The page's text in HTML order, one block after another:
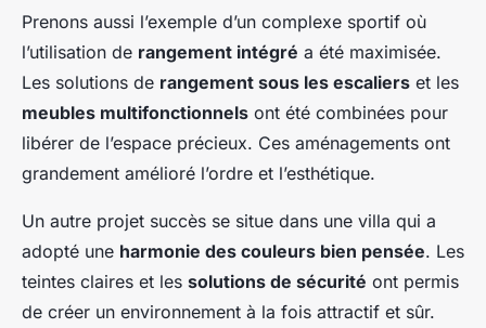
Prenons aussi l’exemple d’un complexe sportif où
l’utilisation de rangement intégré a été maximisée.
Les solutions de rangement sous les escaliers et les
meubles multifonctionnels ont été combinées pour
libérer de l’espace précieux. Ces aménagements ont
grandement amélioré l’ordre et l’esthétique.
Un autre projet succès se situe dans une villa qui a
adopté une harmonie des couleurs bien pensée. Les
teintes claires et les solutions de sécurité ont permis
de créer un environnement à la fois attractif et sûr.